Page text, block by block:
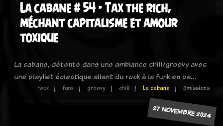
La cabane # 54 - Tax the rich,
méchant capitalisme et amour
toxique
La cabane, détente dans une ambiance chill/groovy avec
une playlist éclectique allant du rock à la funk en pa…
rock funk groovy chill La cabane Emissions
27 NOVEMBRE 2024